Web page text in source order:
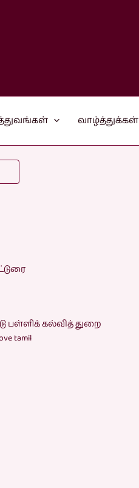
வாழ்த்துக்கள்
பள்ளிக் கல்வித் துறை
tamil